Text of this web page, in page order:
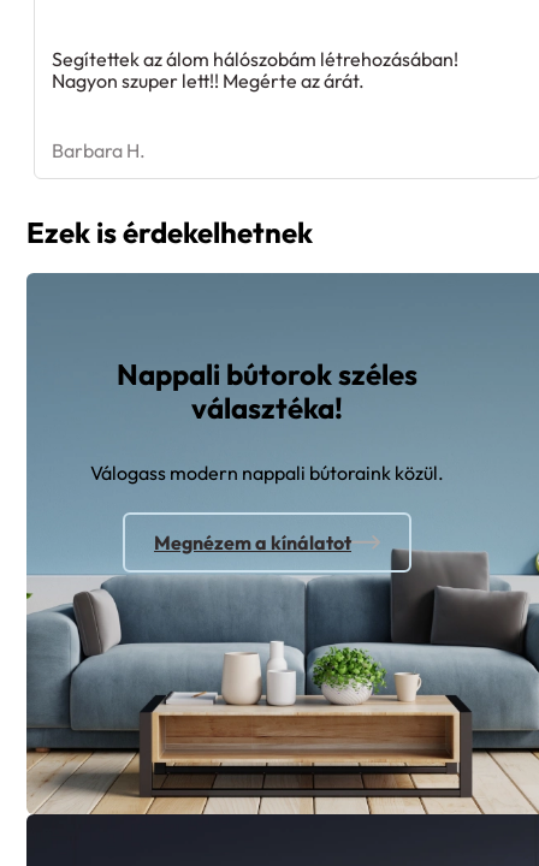
Segítettek az álom hálószobám létrehozásában!
Nagyon szuper lett!! Megérte az árát.
Barbara H.
Ezek is érdekelhetnek
Nappali bútorok széles
választéka!
Válogass modern nappali bútoraink közül.
Megnézem a kínálatot